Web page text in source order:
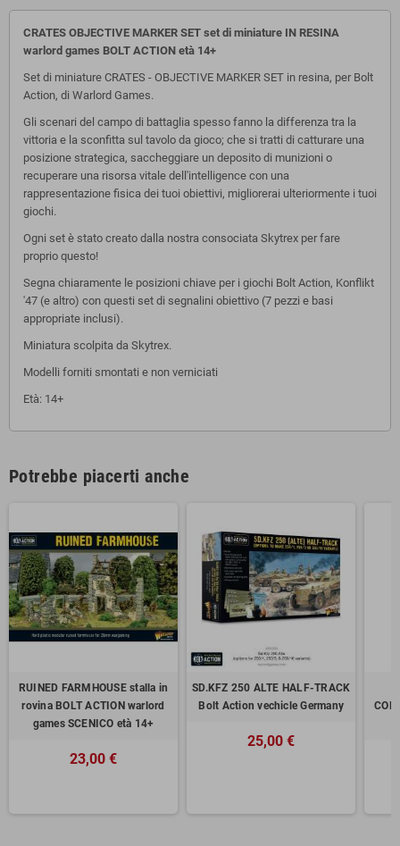
CRATES OBJECTIVE MARKER SET set di miniature IN RESINA
warlord games BOLT ACTION età 14+
Set di miniature CRATES - OBJECTIVE MARKER SET in resina, per Bolt
Action, di Warlord Games.
Gli scenari del campo di battaglia spesso fanno la differenza tra la
vittoria e la sconfitta sul tavolo da gioco; che si tratti di catturare una
posizione strategica, saccheggiare un deposito di munizioni o
recuperare una risorsa vitale dell'intelligence con una
rappresentazione fisica dei tuoi obiettivi, migliorerai ulteriormente i tuoi
giochi.
Ogni set è stato creato dalla nostra consociata Skytrex per fare
proprio questo!
Segna chiaramente le posizioni chiave per i giochi Bolt Action, Konflikt
'47 (e altro) con questi set di segnalini obiettivo (7 pezzi e basi
appropriate inclusi).
Miniatura scolpita da Skytrex.
Modelli forniti smontati e non verniciati
Età: 14+
Potrebbe piacerti anche
RUINED FARMHOUSE stalla in
rovina BOLT ACTION warlord
games SCENICO età 14+
23,00 €
SD.KFZ 250 ALTE HALF-TRACK
Bolt Action vechicle Germany
25,00 €